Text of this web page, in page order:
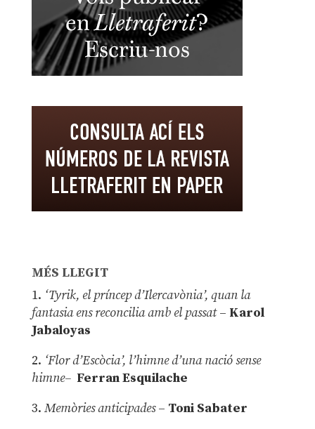
MÉS LLEGIT
1. ‘Tyrik, el príncep d’Ilercavònia’, quan la
fantasia ens reconcilia amb el passat– Karol
Jabaloyas
2. ‘Flor d’Escòcia’, l’himne d’una nació sense
himne– Ferran Esquilache
3. Memòries anticipades– Toni Sabater